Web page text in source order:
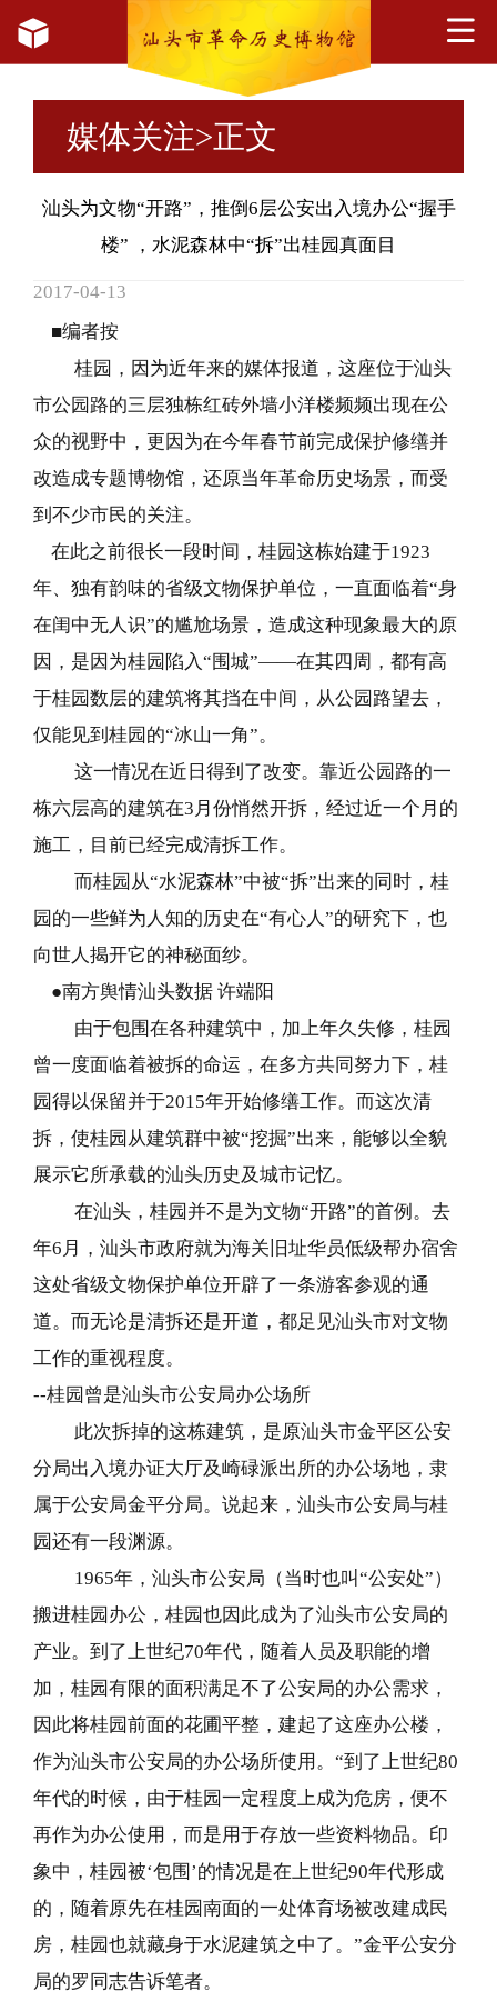
媒体关注>正文
汕头为文物“开路”，推倒6层公安出入境办公“握手
楼” ，水泥森林中“拆”出桂园真面目
2017-04-13
■编者按
桂园，因为近年来的媒体报道，这座位于汕头
市公园路的三层独栋红砖外墙小洋楼频频出现在公
众的视野中，更因为在今年春节前完成保护修缮并
改造成专题博物馆，还原当年革命历史场景，而受
到不少市民的关注。
在此之前很长一段时间，桂园这栋始建于1923
年、独有韵味的省级文物保护单位，一直面临着“身
在闺中无人识”的尴尬场景，造成这种现象最大的原
因，是因为桂园陷入“围城”——在其四周，都有高
于桂园数层的建筑将其挡在中间，从公园路望去，
仅能见到桂园的“冰山一角”。
这一情况在近日得到了改变。靠近公园路的一
栋六层高的建筑在3月份悄然开拆，经过近一个月的
施工，目前已经完成清拆工作。
而桂园从“水泥森林”中被“拆”出来的同时，桂
园的一些鲜为人知的历史在“有心人”的研究下，也
向世人揭开它的神秘面纱。
●南方舆情汕头数据 许端阳
由于包围在各种建筑中，加上年久失修，桂园
曾一度面临着被拆的命运，在多方共同努力下，桂
园得以保留并于2015年开始修缮工作。而这次清
拆，使桂园从建筑群中被“挖掘”出来，能够以全貌
展示它所承载的汕头历史及城市记忆。
在汕头，桂园并不是为文物“开路”的首例。去
年6月，汕头市政府就为海关旧址华员低级帮办宿舍
这处省级文物保护单位开辟了一条游客参观的通
道。而无论是清拆还是开道，都足见汕头市对文物
工作的重视程度。
--桂园曾是汕头市公安局办公场所
此次拆掉的这栋建筑，是原汕头市金平区公安
分局出入境办证大厅及崎碌派出所的办公场地，隶
属于公安局金平分局。说起来，汕头市公安局与桂
园还有一段渊源。
1965年，汕头市公安局（当时也叫“公安处”）
搬进桂园办公，桂园也因此成为了汕头市公安局的
产业。到了上世纪70年代，随着人员及职能的增
加，桂园有限的面积满足不了公安局的办公需求，
因此将桂园前面的花圃平整，建起了这座办公楼，
作为汕头市公安局的办公场所使用。“到了上世纪80
年代的时候，由于桂园一定程度上成为危房，便不
再作为办公使用，而是用于存放一些资料物品。印
象中，桂园被‘包围’的情况是在上世纪90年代形成
的，随着原先在桂园南面的一处体育场被改建成民
房，桂园也就藏身于水泥建筑之中了。”金平公安分
局的罗同志告诉笔者。